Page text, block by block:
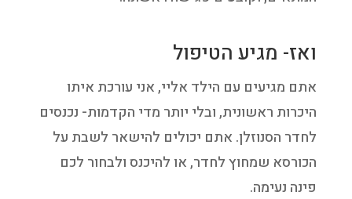
ואז- מגיע הטיפול
אתם מגיעים עם הילד אליי, אני עורכת איתו
היכרות ראשונית, ובלי יותר מדי הקדמות- נכנסים
לחדר הסנוזלן. אתם יכולים להישאר לשבת על
הכורסא שמחוץ לחדר, או להיכנס ולבחור לכם
פינה נעימה.